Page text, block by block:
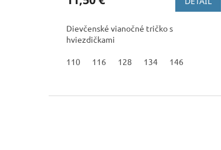
Dievčenské vianočné tričko s
hviezdičkami
110 116 128 134 146